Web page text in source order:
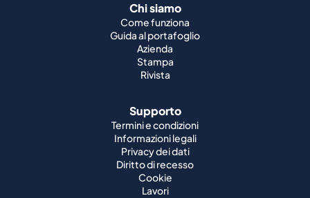
Chi siamo
Come funziona
Guida al portafoglio
Azienda
Stampa
Rivista
Supporto
Termini e condizioni
Informazioni legali
Privacy dei dati
Diritto di recesso
Cookie
Lavori